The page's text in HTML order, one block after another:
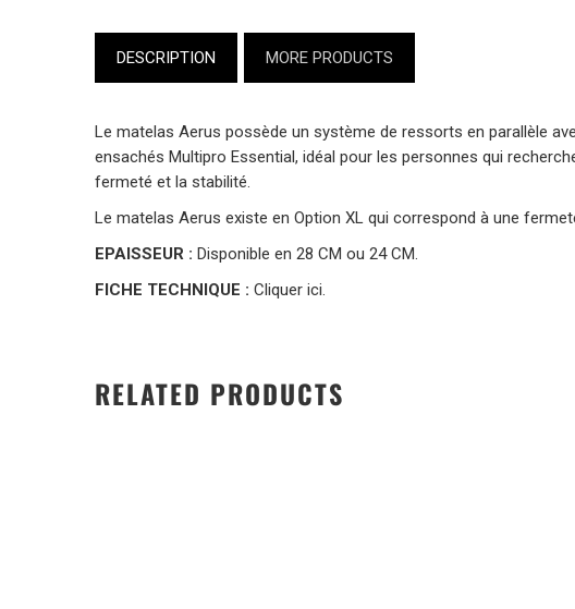
DESCRIPTION MORE PRODUCTS
Le matelas Aerus possède un système de ressorts en parallèle
ensachés Multipro Essential, idéal pour les personnes qui
fermeté et la stabilité.
Le matelas Aerus existe en Option XL qui correspond à une
EPAISSEUR : Disponible en 28 CM ou 24 CM.
FICHE TECHNIQUE : Cliquer ici.
RELATED PRODUCTS